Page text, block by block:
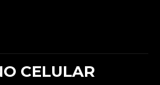
CELULAR